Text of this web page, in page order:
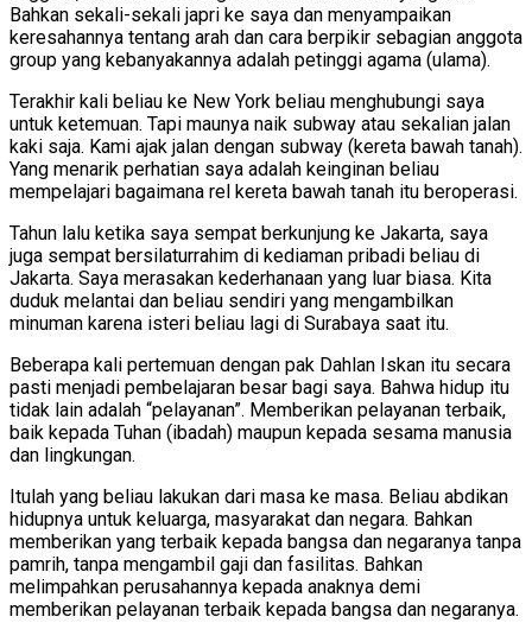
Bahkan sekali-sekali japri ke saya dan menyampaikan
keresahannya tentang arah dan cara berpikir sebagian anggota
group yang kebanyakannya adalah petinggi agama (ulama).
Terakhir kali beliau ke New York beliau menghubungi saya
untuk ketemuan. Tapi maunya naik subway atau sekalian jalan
kaki saja. Kami ajak jalan dengan subway (kereta bawah tanah).
Yang menarik perhatian saya adalah keinginan beliau
mempelajari bagaimana rel kereta bawah tanah itu beroperasi.
Tahun lalu ketika saya sempat berkunjung ke Jakarta, saya
juga sempat bersilaturrahim di kediaman pribadi beliau di
Jakarta. Saya merasakan kederhanaan yang luar biasa. Kita
duduk melantai dan beliau sendiri yang mengambilkan
minuman karena isteri beliau lagi di Surabaya saat itu.
Beberapa kali pertemuan dengan pak Dahlan Iskan itu secara
pasti menjadi pembelajaran besar bagi saya. Bahwa hidup itu
tidak lain adalah “pelayanan”. Memberikan pelayanan terbaik,
baik kepada Tuhan (ibadah) maupun kepada sesama manusia
dan lingkungan.
Itulah yang beliau lakukan dari masa ke masa. Beliau abdikan
hidupnya untuk keluarga, masyarakat dan negara. Bahkan
memberikan yang terbaik kepada bangsa dan negaranya tanpa
pamrih, tanpa mengambil gaji dan fasilitas. Bahkan
melimpahkan perusahannya kepada anaknya demi
memberikan pelayanan terbaik kepada bangsa dan negaranya.